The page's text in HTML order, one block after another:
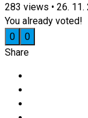
283 views • 26. 11.
You already voted!
0
0
Share